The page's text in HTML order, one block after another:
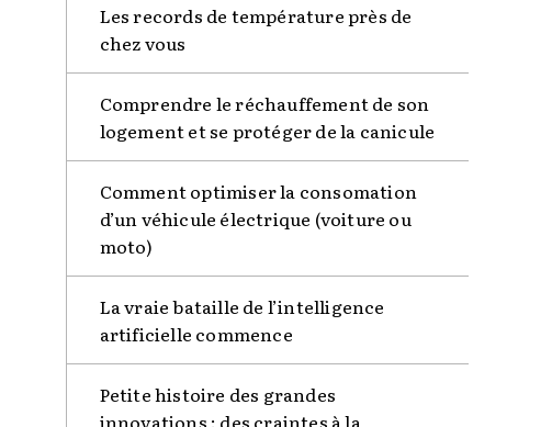
Les records de température près de
chez vous
Comprendre le réchauffement de son
logement et se protéger de la canicule
Comment optimiser la consomation
d’un véhicule électrique (voiture ou
moto)
La vraie bataille de l’intelligence
artificielle commence
Petite histoire des grandes
innovations : des craintes à la